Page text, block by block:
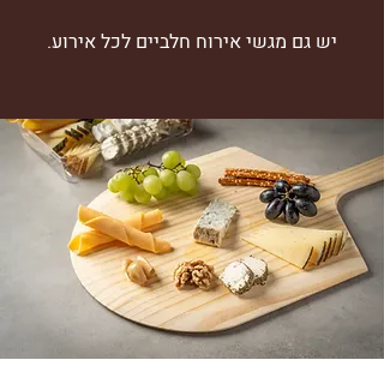
יש גם מגשי אירוח חלביים לכל אירוע.